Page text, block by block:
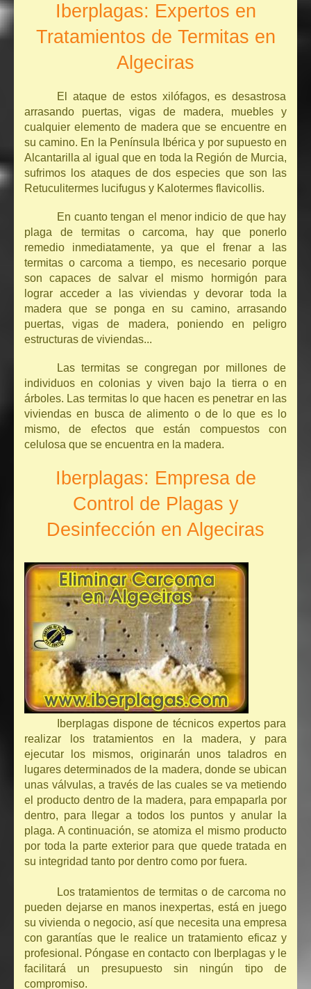
Iberplagas: Expertos en
Tratamientos de Termitas en
Algeciras
El ataque de estos xilófagos, es desastrosa
arrasando puertas, vigas de madera, muebles y
cualquier elemento de madera que se encuentre en
su camino. En la Península Ibérica y por supuesto en
Alcantarilla al igual que en toda la Región de Murcia,
sufrimos los ataques de dos especies que son las
Retuculitermes lucifugus y Kalotermes flavicollis.
En cuanto tengan el menor indicio de que hay
plaga de termitas o carcoma, hay que ponerlo
remedio inmediatamente, ya que el frenar a las
termitas o carcoma a tiempo, es necesario porque
son capaces de salvar el mismo hormigón para
lograr acceder a las viviendas y devorar toda la
madera que se ponga en su camino, arrasando
puertas, vigas de madera, poniendo en peligro
estructuras de viviendas...
Las termitas se congregan por millones de
individuos en colonias y viven bajo la tierra o en
árboles. Las termitas lo que hacen es penetrar en las
viviendas en busca de alimento o de lo que es lo
mismo, de efectos que están compuestos con
celulosa que se encuentra en la madera.
Iberplagas: Empresa de
Control de Plagas y
Desinfección en Algeciras
Iberplagas dispone de técnicos expertos para
realizar los tratamientos en la madera, y para
ejecutar los mismos, originarán unos taladros en
lugares determinados de la madera, donde se ubican
unas válvulas, a través de las cuales se va metiendo
el producto dentro de la madera, para empaparla por
dentro, para llegar a todos los puntos y anular la
plaga. A continuación, se atomiza el mismo producto
por toda la parte exterior para que quede tratada en
su integridad tanto por dentro como por fuera.
Los tratamientos de termitas o de carcoma no
pueden dejarse en manos inexpertas, está en juego
su vivienda o negocio, así que necesita una empresa
con garantías que le realice un tratamiento eficaz y
profesional. Póngase en contacto con Iberplagas y le
facilitará un presupuesto sin ningún tipo de
compromiso.